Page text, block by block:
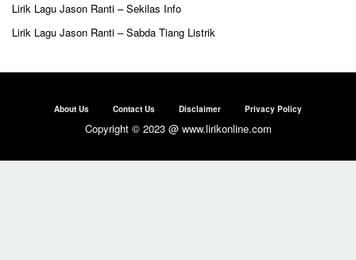
Lirik Lagu Jason Ranti – Sekilas Info
Lirik Lagu Jason Ranti – Sabda Tiang Listrik
About Us Contact Us Disclaimer Privacy Policy
Copyright © 2023 @ www.lirikonline.com